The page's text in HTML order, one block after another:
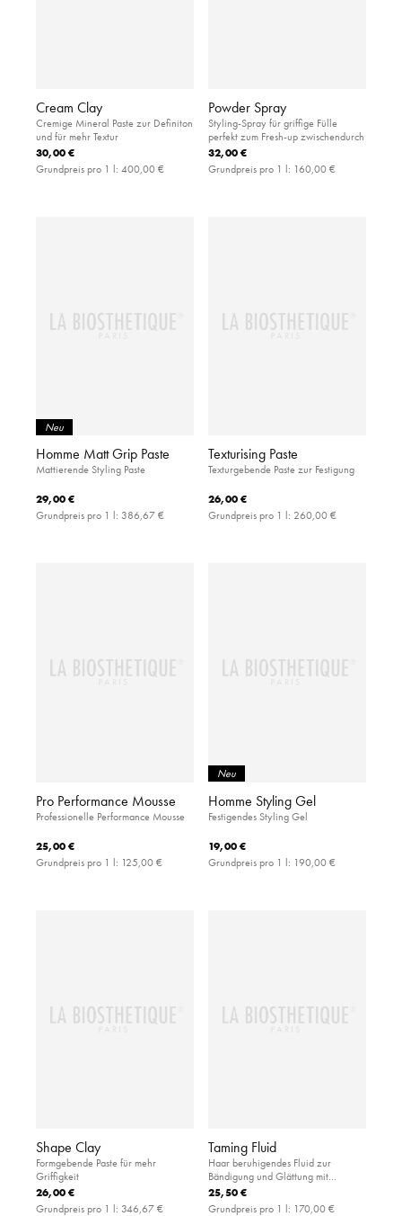
Cream Clay
Cremige Mineral Paste zur Definiton
und für mehr Textur
30,00 €
Grundpreis pro 1 l: 400,00 €
Powder Spray
Styling-Spray für griffige Fülle
perfekt zum Fresh-up zwischendurch
32,00 €
Grundpreis pro 1 l: 160,00 €
Neu
Homme Matt Grip Paste
Mattierende Styling Paste
29,00 €
Grundpreis pro 1 l: 386,67 €
Texturising Paste
Texturgebende Paste zur Festigung
26,00 €
Grundpreis pro 1 l: 260,00 €
Pro Performance Mousse
Professionelle Performance Mousse
25,00 €
Grundpreis pro 1 l: 125,00 €
Neu
Homme Styling Gel
Festigendes Styling Gel
19,00 €
Grundpreis pro 1 l: 190,00 €
Shape Clay
Formgebende Paste für mehr
Griffigkeit
26,00 €
Grundpreis pro 1 l: 346,67 €
Taming Fluid
Haar beruhigendes Fluid zur
Bändigung und Glättung mit
Hitzeschutz
25,50 €
Grundpreis pro 1 l: 170,00 €